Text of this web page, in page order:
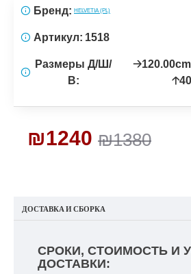
₪1380
₪1240
Бренд: HELVETIA (PL)
Артикул: 1518
Размеры Д/Ш/
В:
ДОСТАВКА И СБОРКА
СРОКИ, СТОИМОСТЬ И
ДОСТАВКИ: